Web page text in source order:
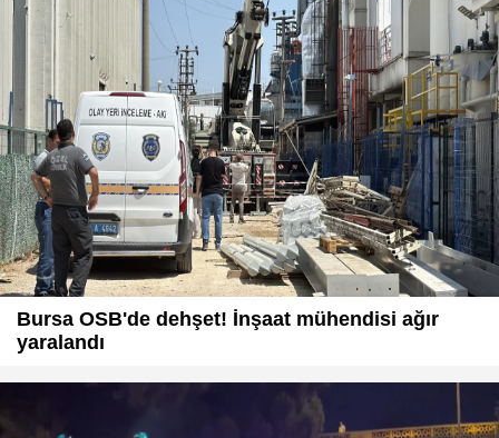
Bursa OSB'de dehşet! İnşaat mühendisi ağır
yaralandı